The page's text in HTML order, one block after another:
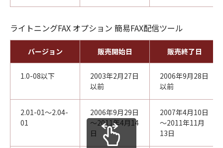
ライトニングFAX オプション 簡易FAX配信ツール
バージョン 販売開始日 販売終了日
1.0-08以下
2003年2月27日
以前
2006年9月28日
以前
2.01-01～2.04-
01
2006年9月29日
～2011年4月14
日
2007年4月10日
～2011年11月
13日